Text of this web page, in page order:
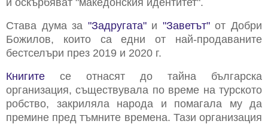
и оскърбяват "македонския идентитет".
Става дума за "Задругата"и "Заветът"от Добри
Божилов, които са едни от най-продаваните
бестселъри през 2019 и 2020 г.
Книгите се отнасят до тайна българска
организация, съществувала по време на турското
робство, закриляла народа и помагала му да
премине пред тъмните времена. Тази организация